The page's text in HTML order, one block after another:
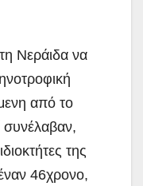
Νεράιδα να
από το
συνέλαβαν,
της
46χρονο,